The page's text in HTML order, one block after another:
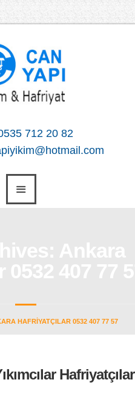
712 20 82
HAFRIYATÇILAR 0532 407 77 57
Hafriyatçılar